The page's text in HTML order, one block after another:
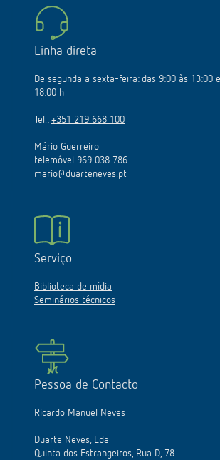
Linha direta
De segunda a sexta-feira: das 9:00 às 13:00
18:00 h
Tel.: +351 219 668 100
Mário Guerreiro
telemóvel 969 038 786
mario@duarteneves.pt
Serviço
Biblioteca de mídia
Seminários técnicos
Pessoa de Contacto
Ricardo Manuel Neves
Duarte Neves, Lda
Quinta dos Estrangeiros, Rua D, 78